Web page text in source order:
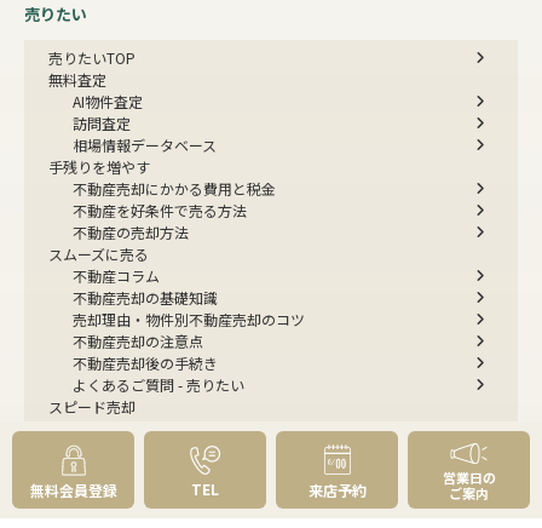
売りたい
売りたいTOP
無料査定
AI物件査定
訪問査定
相場情報データベース
手残りを増やす
不動産売却にかかる費用と税金
不動産を好条件で売る方法
不動産の売却方法
スムーズに売る
不動産コラム
不動産売却の基礎知識
売却理由・物件別不動産売却のコツ
不動産売却の注意点
不動産売却後の手続き
よくあるご質問 - 売りたい
スピード売却
不動産買取という売却方法
不動産のご売却お任せください
弊社が選ばれる理由
売却成功ストーリー40選
売却成約事例
無料会員登録 TEL 来店予約
営業日の
ご案内